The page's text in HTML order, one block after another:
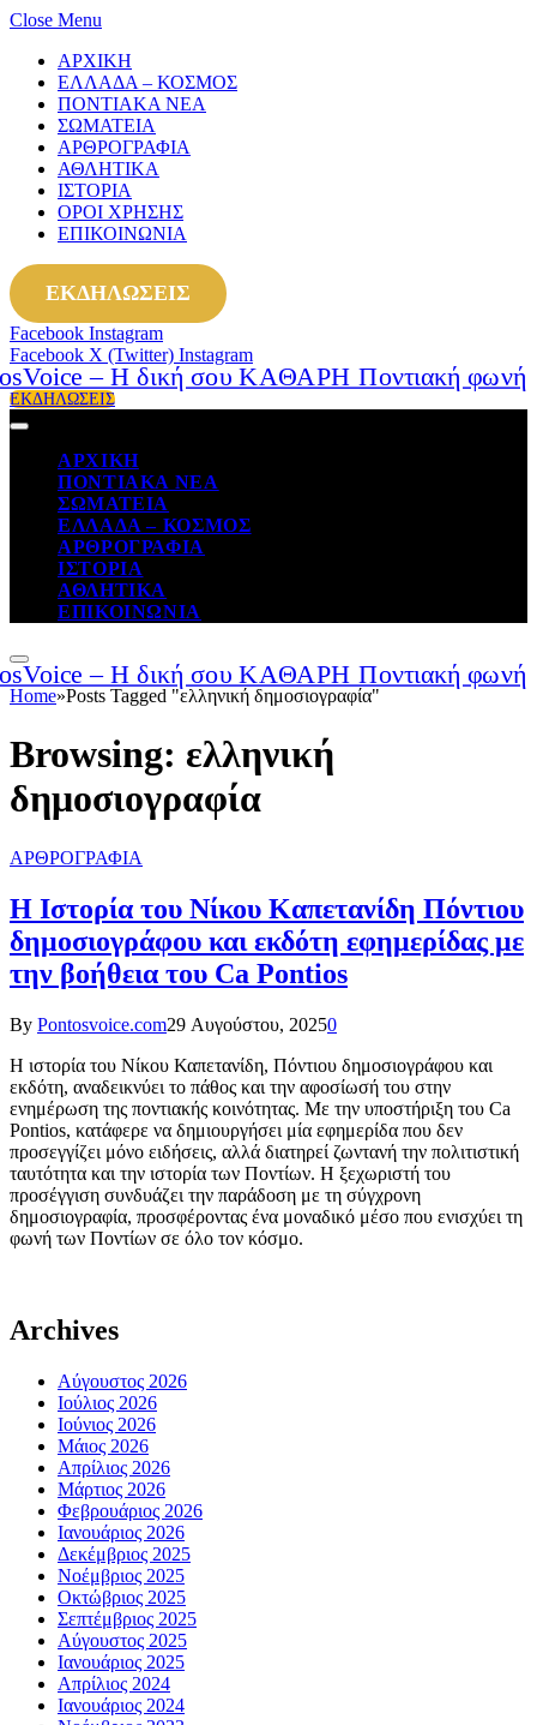
Close Menu
ΑΡΧΙΚΗ
ΕΛΛΑΔΑ – ΚΟΣΜΟΣ
ΠΟΝΤΙΑΚΑ ΝΕΑ
ΣΩΜΑΤΕΙΑ
ΑΡΘΡΟΓΡΑΦΙΑ
ΑΘΛΗΤΙΚΑ
ΙΣΤΟΡΙΑ
ΟΡΟΙ ΧΡΗΣΗΣ
ΕΠΙΚΟΙΝΩΝΙΑ
ΕΚΔΗΛΩΣΕΙΣ
Facebook Instagram
Facebook X (Twitter) Instagram
ΕΚΔΗΛΩΣΕΙΣ
ΑΡΧΙΚΗ
ΠΟΝΤΙΑΚΑ ΝΕΑ
ΣΩΜΑΤΕΙΑ
ΕΛΛΑΔΑ – ΚΟΣΜΟΣ
ΑΡΘΡΟΓΡΑΦΙΑ
ΙΣΤΟΡΙΑ
ΑΘΛΗΤΙΚΑ
ΕΠΙΚΟΙΝΩΝΙΑ
Home»Posts Tagged "ελληνική δημοσιογραφία"
Browsing: ελληνική
δημοσιογραφία
ΑΡΘΡΟΓΡΑΦΙΑ
Η Ιστορία του Νίκου Καπετανίδη Πόντιου
δημοσιογράφου και εκδότη εφημερίδας με
την βοήθεια του Ca Pontios
By Pontosvoice.com29 Αυγούστου, 20250
Η ιστορία του Νίκου Καπετανίδη, Πόντιου δημοσιογράφου και
εκδότη, αναδεικνύει το πάθος και την αφοσίωσή του στην
ενημέρωση της ποντιακής κοινότητας. Με την υποστήριξη του Ca
Pontios, κατάφερε να δημιουργήσει μία εφημερίδα που δεν
προσεγγίζει μόνο ειδήσεις, αλλά διατηρεί ζωντανή την πολιτιστική
ταυτότητα και την ιστορία των Ποντίων. Η ξεχωριστή του
προσέγγιση συνδυάζει την παράδοση με τη σύγχρονη
δημοσιογραφία, προσφέροντας ένα μοναδικό μέσο που ενισχύει τη
φωνή των Ποντίων σε όλο τον κόσμο.
Archives
Αύγουστος 2026
Ιούλιος 2026
Ιούνιος 2026
Μάιος 2026
Απρίλιος 2026
Μάρτιος 2026
Φεβρουάριος 2026
Ιανουάριος 2026
Δεκέμβριος 2025
Νοέμβριος 2025
Οκτώβριος 2025
Σεπτέμβριος 2025
Αύγουστος 2025
Ιανουάριος 2025
Απρίλιος 2024
Ιανουάριος 2024